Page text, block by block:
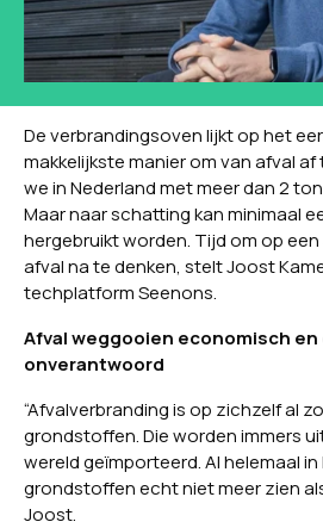
De verbrandingsoven lijkt op het
makkelijkste manier om van afval
we in Nederland met meer dan 2
Maar naar schatting kan minimaal
hergebruikt worden. Tijd om op
afval na te denken, stelt Joost
techplatformSeenons.
Afval weggooien economisch
onverantwoord
“Afvalverbrandingis op zichzelf al
grondstoffen. Die worden immers
wereld geïmporteerd. Al helemaal
grondstoffen echt niet meer zien
Joost.